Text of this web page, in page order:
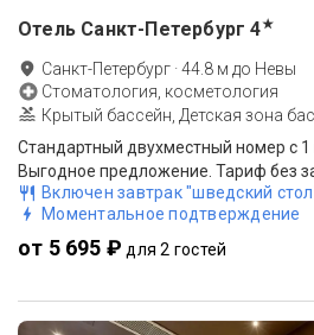
Отель Санкт-Петербург 4★
Санкт-Петербург ·44.8 м до Невы
Стоматология, косметология
Крытый бассейн, Детская зона
Выгодное предложение. Тариф без
Включен завтрак "шведский
Моментальное подтверждение
от 5 695 ₽ для 2 гостей